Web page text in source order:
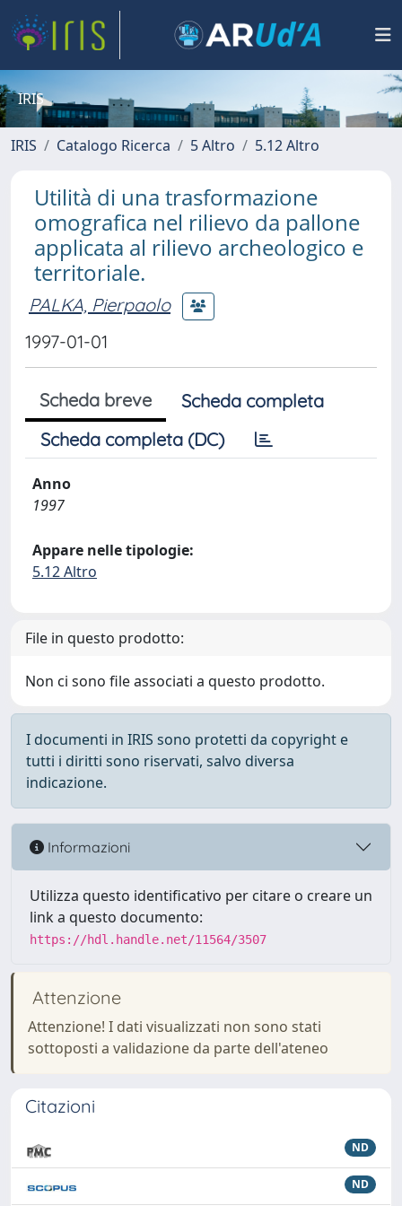
IRIS
IRIS Catalogo Ricerca 5 Altro 5.12 Altro
Utilità di una trasformazione
omografica nel rilievo da pallone
applicata al rilievo archeologico e
territoriale.
PALKA, Pierpaolo
1997-01-01
Scheda breve
Scheda completa
Scheda completa (DC)
Anno
1997
Appare nelle tipologie:
5.12 Altro
File in questo prodotto:
Non ci sono file associati a questo prodotto.
I documenti in IRIS sono protetti da copyright e
tutti i diritti sono riservati, salvo diversa
indicazione.
Informazioni
Utilizza questo identificativo per citare o creare un
link a questo documento:
https://hdl.handle.net/11564/3507
Attenzione
Attenzione! I dati visualizzati non sono stati
sottoposti a validazione da parte dell'ateneo
Citazioni
ND
ND